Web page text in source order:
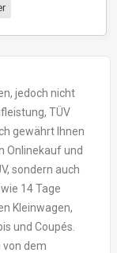
jedoch nicht
TÜV
gewährt Ihnen
Onlinekauf und
sondern auch
14 Tage
Kleinwagen,
und Coupés.
von dem